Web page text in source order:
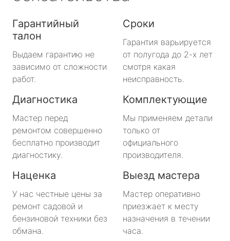
Гарантийный
талон
Выдаем гарантию не
зависимо от сложности
работ.
Сроки
Гарантия варьируется
от полугода до 2-х лет
смотря какая
неисправность.
Диагностика
Мастер перед
ремонтом совершенно
бесплатно производит
диагностику.
Комплектующие
Мы применяем детали
только от
официального
производителя.
Наценка
У нас честные цены за
ремонт садовой и
бензиновой техники без
обмана.
Выезд мастера
Мастер оперативно
приезжает к месту
назначения в течении
часа.